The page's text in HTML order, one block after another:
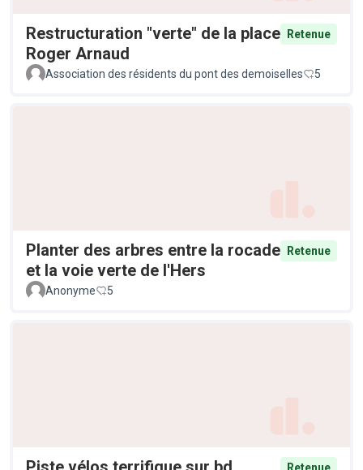
Restructuration "verte" de la place
Roger Arnaud
Retenue
Association des résidents du pont des demoiselles 5
Planter des arbres entre la rocade
et la voie verte de l'Hers
Retenue
Anonyme 5